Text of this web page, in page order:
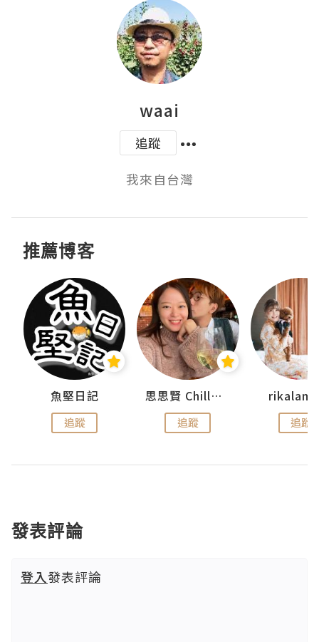
waai
追蹤
我來自台灣
推薦博客
魚堅日記
追蹤
思思賢 ChillMyBabe
追蹤 追蹤
發表評論
登入發表評論